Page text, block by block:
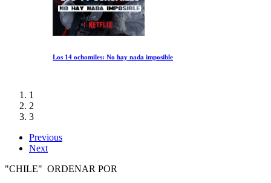
Los 14 ochomiles: No hay nada imposible
1
2
3
Previous
Next
"CHILE" ORDENAR POR